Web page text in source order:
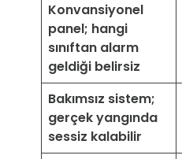
Konvansiyonel
panel; hangi
sınıftan alarm
geldiği belirsiz
Bakımsız sistem;
gerçek yangında
sessiz kalabilir